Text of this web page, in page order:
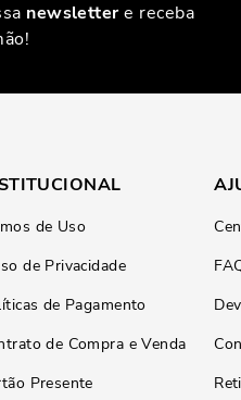
newslettere receba
de Uso
de Privacidade
de Pagamento
de Compra e Venda
Presente